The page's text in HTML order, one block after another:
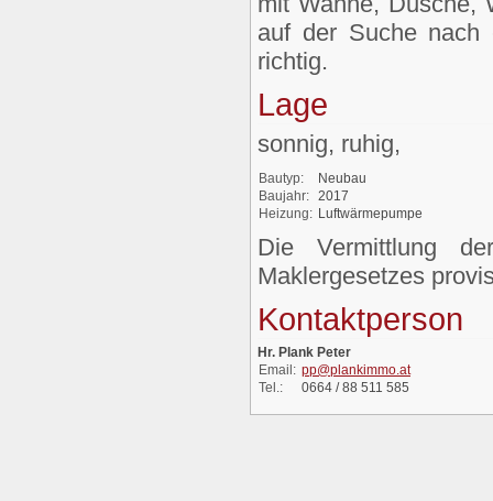
auf der Suche nach
richtig.
Lage
sonnig, ruhig,
Bautyp:
Neubau
Baujahr: 2017
Heizung: Luftwärmepumpe
Die Vermittlung
Maklergesetzes
Kontaktperson
Hr. Plank Peter
Email: pp@plankimmo.at
Tel.:
0664 / 88 511 585